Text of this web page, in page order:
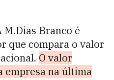
M.Dias Branco é
que compara o valor
O valor
empresa na última